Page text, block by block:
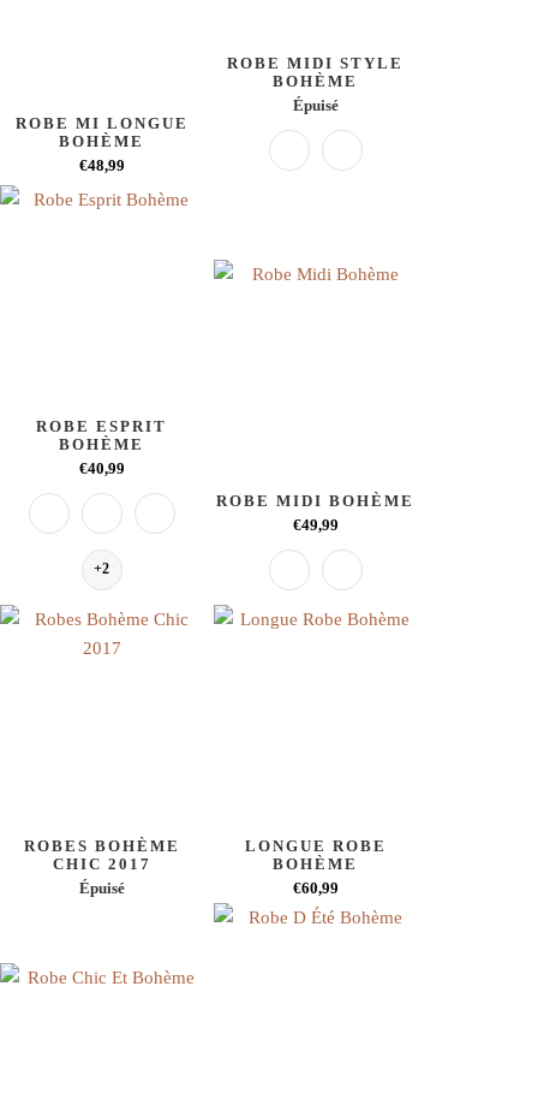
ROBE MI LONGUE
BOHÈME
€48,99
ROBE MIDI STYLE
BOHÈME
Épuisé
ROBE ESPRIT
BOHÈME
€40,99
+2
ROBE MIDI BOHÈME
€49,99
ROBES BOHÈME
CHIC 2017
Épuisé
LONGUE ROBE
BOHÈME
€60,99